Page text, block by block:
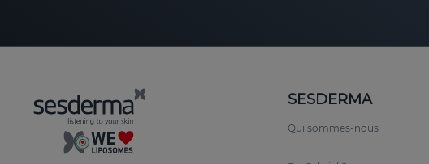
Le pouvoir des rétinoïdes encapsulés dans des
L’association de trois rétinoïdes à libération prolongée
plus complets.
SESDERMA
Qui sommes-nous